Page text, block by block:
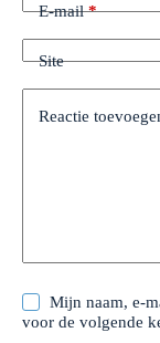
E-mail*
Site
Reactie
Mijn naam, e-
voor de volgende